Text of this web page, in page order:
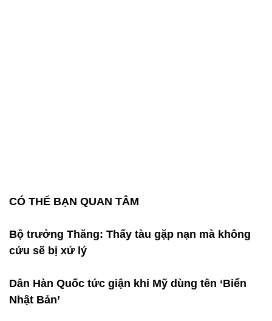
CÓ THỂ BẠN QUAN TÂM
Bộ trưởng Thăng: Thấy tàu gặp nạn mà không
cứu sẽ bị xử lý
Dân Hàn Quốc tức giận khi Mỹ dùng tên ‘Biển
Nhật Bản’